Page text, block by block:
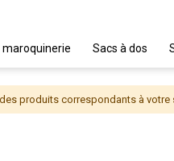
maroquinerie Sacs à dos
produits correspondants à votre